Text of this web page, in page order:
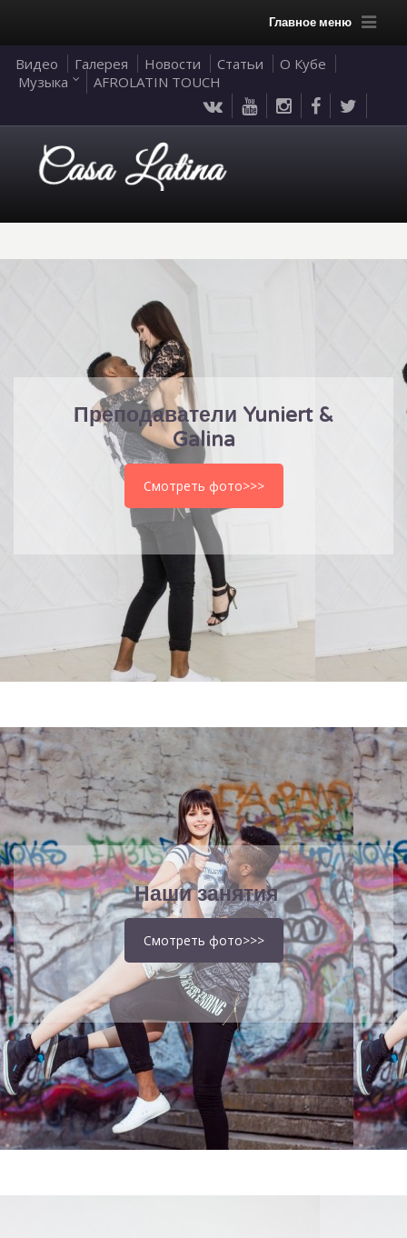
Главное меню
Видео Галерея Новости Статьи
О Кубе
Музыка
AFROLATIN TOUCH
Преподаватели Yuniert &
Galina
Смотреть фото>>>
Наши занятия
Смотреть фото>>>